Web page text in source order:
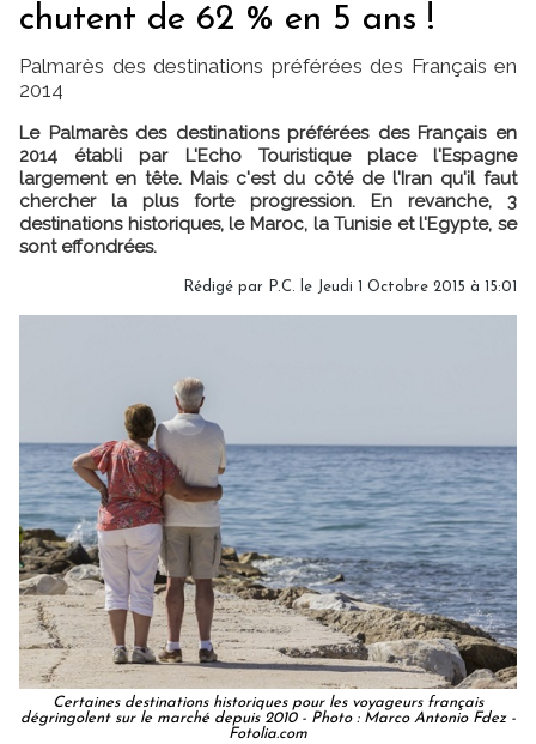
chutent de 62 % en 5 ans !
Palmarès des destinations préférées des Français en
2014
Le Palmarès des destinations préférées des Français en
2014 établi par L'Echo Touristique place l'Espagne
largement en tête. Mais c'est du côté de l'Iran qu'il faut
chercher la plus forte progression. En revanche, 3
destinations historiques, le Maroc, la Tunisie et l'Egypte, se
sont effondrées.
Rédigé par P.C. le Jeudi 1 Octobre 2015 à 15:01
Certaines destinations historiques pour les voyageurs français
dégringolent sur le marché depuis 2010 - Photo : Marco Antonio Fdez -
Fotolia.com